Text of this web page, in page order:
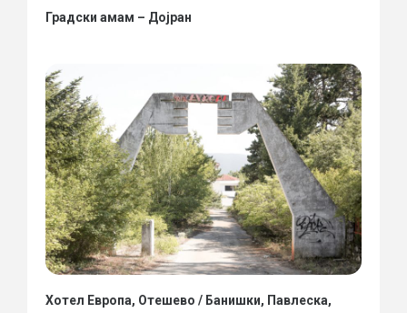
Градски амам – Дојран
Хотел Европа, Отешево / Банишки, Павлеска,